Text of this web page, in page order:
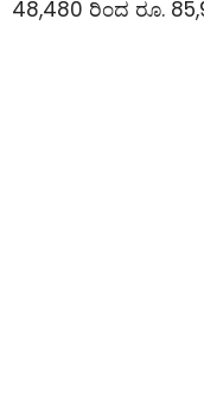
48,480 ರಿಂದ ರೂ.